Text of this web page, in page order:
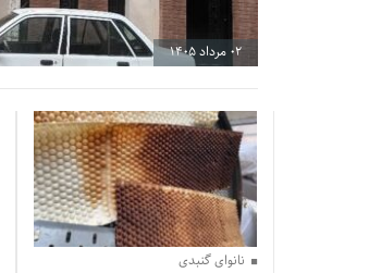
02 مرداد 1405
30 تیر 1405
نانوای گنبدی